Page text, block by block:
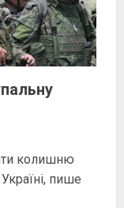
колишню
пише